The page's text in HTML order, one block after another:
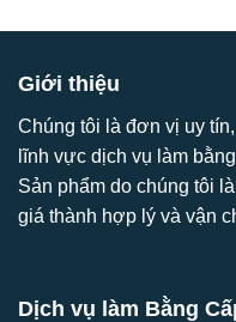
Giới thiệu
Chúng tôi là đơn vị uy
lĩnh vực dịch vụ làm
Sản phẩm do chúng tôi
giá thành hợp lý và vận
Dịch vụ làm Bằng